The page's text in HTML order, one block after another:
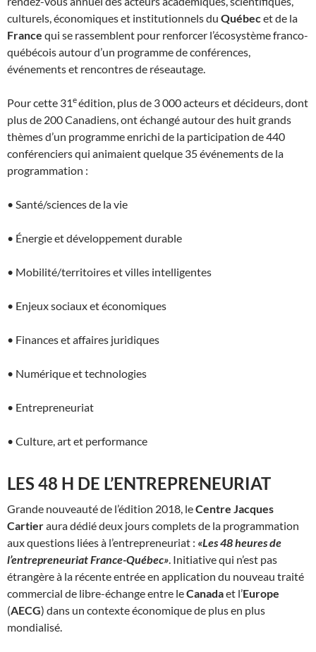
culturels, économiques et institutionnels du Québecet de la
France qui se rassemblent pour renforcer l’écosystème franco-
québécois autour d’un programme de conférences,
événements et rencontres de réseautage.
Pour cette 31eédition, plus de 3 000 acteurs et décideurs, dont
plus de 200 Canadiens, ont échangé autour des huit grands
thèmes d’un programme enrichi de la participation de 440
conférenciers qui animaient quelque 35 événements de la
programmation :
• Santé/sciences de la vie
• Énergie et développement durable
• Mobilité/territoires et villes intelligentes
• Enjeux sociaux et économiques
• Finances et affaires juridiques
• Numérique et technologies
• Entrepreneuriat
• Culture, art et performance
LES 48 H DE L’ENTREPRENEURIAT
Grande nouveauté de l’édition 2018, leCentre Jacques
Cartieraura dédié deux jours complets de la programmation
aux questions liées à l’entrepreneuriat : «Les 48 heures de
l’entrepreneuriat France-Québec». Initiative qui n’est pas
étrangère à la récente entrée en application du nouveau traité
commercial de libre-échange entre leCanadaet l’Europe
(AECG) dans un contexte économique de plus en plus
mondialisé.